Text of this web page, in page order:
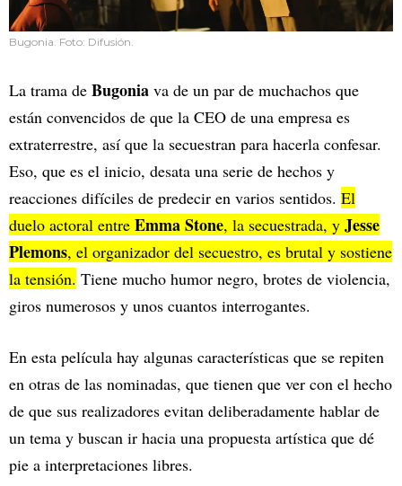
Bugonia. Foto: Difusión.
La trama de Bugonia va de un par de muchachos que
están convencidos de que la CEO de una empresa es
extraterrestre, así que la secuestran para hacerla confesar.
Eso, que es el inicio, desata una serie de hechos y
reacciones difíciles de predecir en varios sentidos. El
duelo actoral entre Emma Stone, la secuestrada, y Jesse
Plemons, el organizador del secuestro, es brutal y sostiene
la tensión. Tiene mucho humor negro, brotes de violencia,
giros numerosos y unos cuantos interrogantes.
En esta película hay algunas características que se repiten
en otras de las nominadas, que tienen que ver con el hecho
de que sus realizadores evitan deliberadamente hablar de
un tema y buscan ir hacia una propuesta artística que dé
pie a interpretaciones libres.